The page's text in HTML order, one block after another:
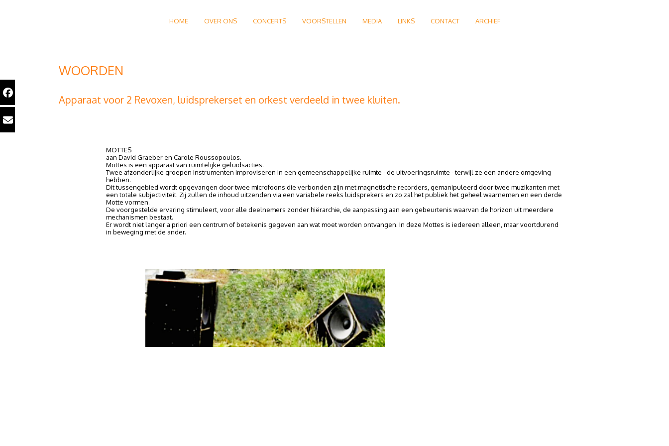
HOME OVER ONS CONCERTS VOORSTELLEN MEDIA LINKS CONTACT ARCHIEF
WOORDEN
Apparaat voor 2 Revoxen, luidsprekerset en orkest verdeeld in twee kluiten.
MOTTES
aan David Graeber en Carole Roussopoulos.
Mottes is een apparaat van ruimtelijke geluidsacties.
Twee afzonderlijke groepen instrumenten improviseren in een gemeenschappelijke ruimte - de uitvoeringsruimte - terwijl ze een andere omgeving
hebben.
Dit tussengebied wordt opgevangen door twee microfoons die verbonden zijn met magnetische recorders, gemanipuleerd door twee muzikanten met
een totale subjectiviteit. Zij zullen de inhoud uitzenden via een variabele reeks luidsprekers en zo zal het publiek het geheel waarnemen en een derde
Motte vormen.
De voorgestelde ervaring stimuleert, voor alle deelnemers zonder hiërarchie, de aanpassing aan een gebeurtenis waarvan de horizon uit meerdere
mechanismen bestaat.
Er wordt niet langer a priori een centrum of betekenis gegeven aan wat moet worden ontvangen. In deze Mottes is iedereen alleen, maar voortdurend
in beweging met de ander.